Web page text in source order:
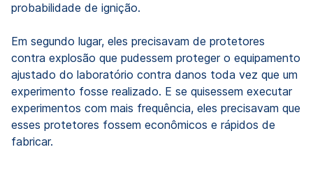
probabilidade de ignição.
Em segundo lugar, eles precisavam de protetores
contra explosão que pudessem proteger o equipamento
ajustado do laboratório contra danos toda vez que um
experimento fosse realizado. E se quisessem executar
experimentos com mais frequência, eles precisavam que
esses protetores fossem econômicos e rápidos de
fabricar.